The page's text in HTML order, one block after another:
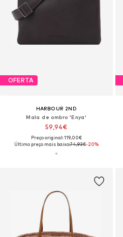
OFERTA
HARBOUR 2ND
Mala de ombro 'Enya'
59,94€
Preço original: 119,00€
Último preço mais baixo:74,93€-20%